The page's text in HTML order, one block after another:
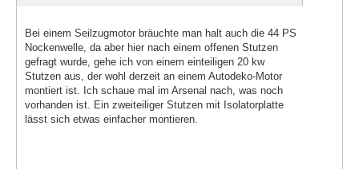
Bei einem Seilzugmotor bräuchte man halt auch die 44 PS
Nockenwelle, da aber hier nach einem offenen Stutzen
gefragt wurde, gehe ich von einem einteiligen 20 kw
Stutzen aus, der wohl derzeit an einem Autodeko-Motor
montiert ist. Ich schaue mal im Arsenal nach, was noch
vorhanden ist. Ein zweiteiliger Stutzen mit Isolatorplatte
lässt sich etwas einfacher montieren.